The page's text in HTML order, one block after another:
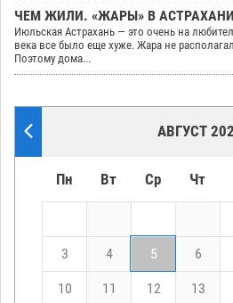
ЧЕМ ЖИЛИ. «ЖАРЫ» В
Июльская Астрахань — это очень на
века все было еще хуже. Жара не
Поэтому дома...
АВГУСТ
Пн Вт Ср Чт
3 4 5 6
10 11 12 13